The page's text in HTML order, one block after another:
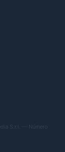
S.r.l. — Número